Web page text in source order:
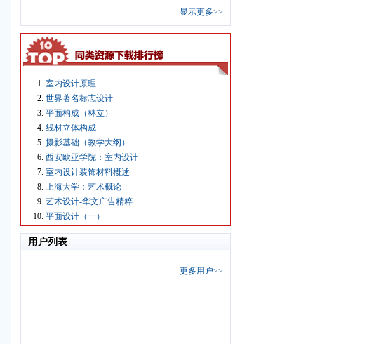
显示更多>>
室内设计原理
世界著名标志设计
平面构成（林立）
线材立体构成
摄影基础（教学大纲）
西安欧亚学院：室内设计
室内设计装饰材料概述
上海大学：艺术概论
艺术设计-华文广告精粹
平面设计（一）
用户列表
更多用户>>